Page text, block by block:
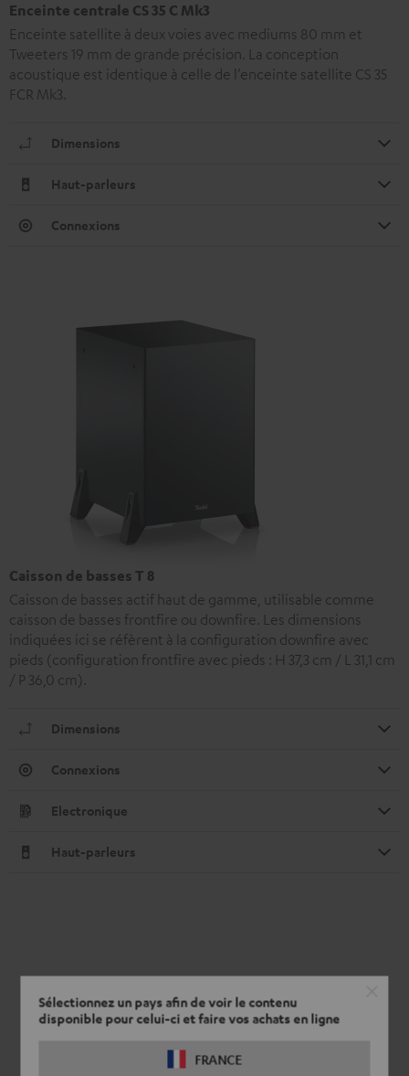
Sélectionnez un pays afin de voir le contenu
disponible pour celui-ci et faire vos achats en ligne
FRANCE
Enceinte centrale CS 35 C Mk3
Enceinte satellite à deux voies avec mediums 80 mm et
Tweeters 19 mm de grande précision. La conception
acoustique est identique à celle de l’enceinte satellite CS 35
FCR Mk3.
Dimensions
Haut-parleurs
Connexions
Caisson de basses T 8
Caisson de basses actif haut de gamme, utilisable comme
caisson de basses frontfire ou downfire. Les dimensions
indiquées ici se réfèrent à la configuration downfire avec
pieds (configuration frontfire avec pieds : H 37,3 cm / L 31,1 cm
/ P 36,0 cm).
Dimensions
Connexions
Electronique
Haut-parleurs